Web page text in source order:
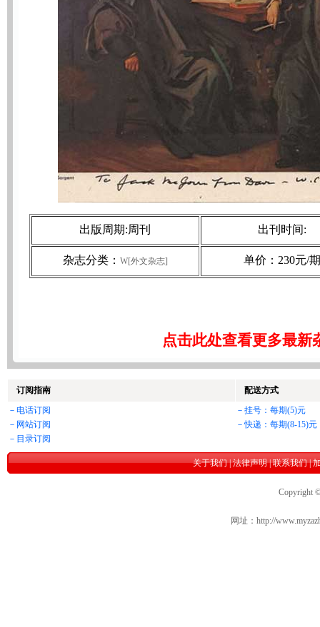
出版周期:周刊 出刊时间:
杂志分类： W[外文杂志] 单价：230元/期
点击此处查看更多最新